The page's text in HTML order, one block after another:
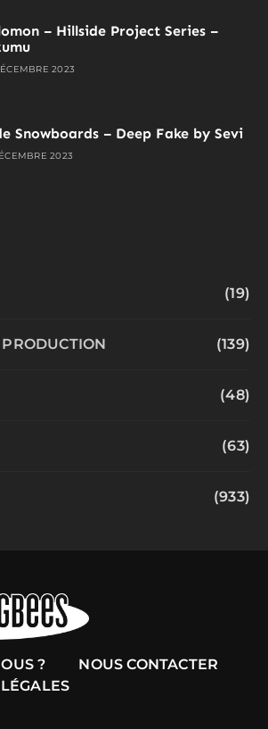
– Hillside Project Series –
2023
Snowboards – Deep Fake by Sevi
2023
(19)
(139)
(48)
(63)
(933)
?
NOUS CONTACTER